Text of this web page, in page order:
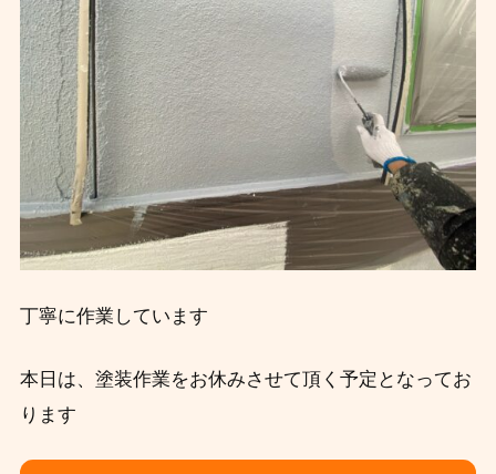
丁寧に作業しています
本日は、塗装作業をお休みさせて頂く予定となってお
ります